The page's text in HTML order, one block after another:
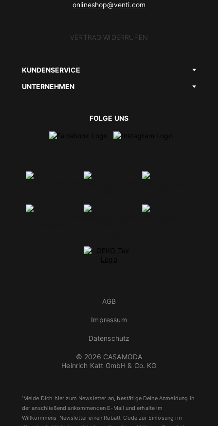
onlineshop@venti.com
VERTRAG WIDERRUFEN
KUNDENSERVICE
UNTERNEHMEN
FOLGE UNS
© 2026 CASAMODA
Heinrich Katt GmbH & Co. KG
AGB
Impressum
Datenschutz
¹Melde Dich hier zum Newsletter an, bestätige Deine Anmeldung in
der anschließend ankommenden E-Mail und erhalte im
Willkommens-Newsletter einen Rabatt-Code zur Einlösung im